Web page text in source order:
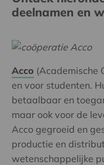
deelnamen en
Acco (Academische
en voor studenten.
betaalbaar en
maar ook voor de
Acco gegroeid en
productie en
wetenschappelijke